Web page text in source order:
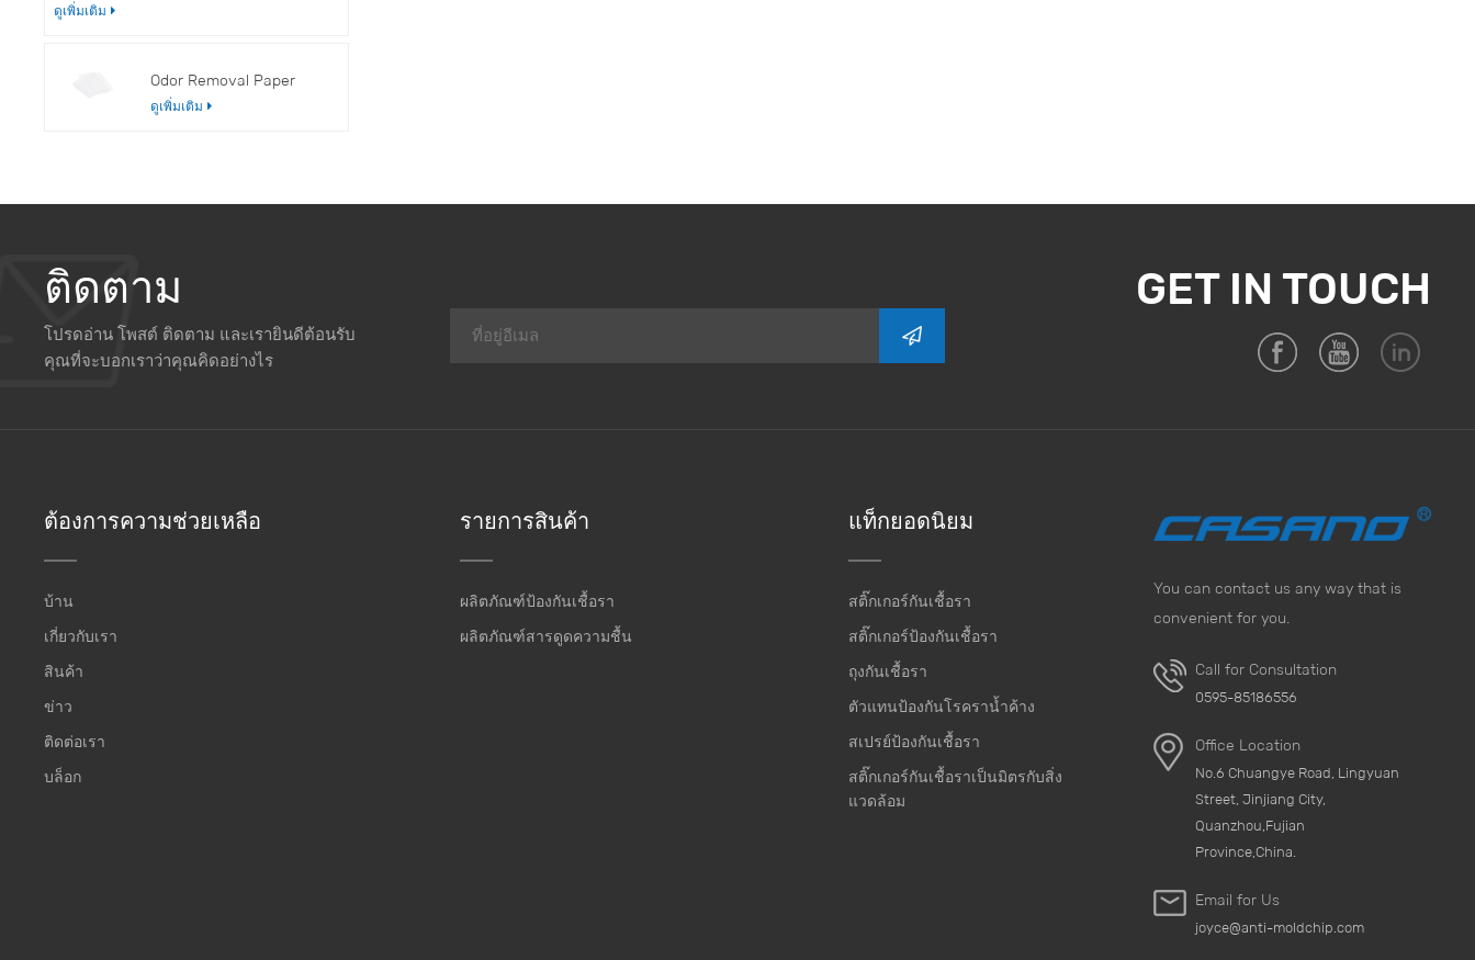
ดูเพิ่มเติม
Odor Removal Paper
ดูเพิ่มเติม
ติดตาม
โปรดอ่าน โพสต์ ติดตาม และเรายินดีต้อนรับ
คุณที่จะบอกเราว่าคุณคิดอย่างไร
GET IN TOUCH
ต้องการความช่วยเหลือ
บ้าน
เกี่ยวกับเรา
สินค้า
ข่าว
ติดต่อเรา
บล็อก
รายการสินค้า
ผลิตภัณฑ์ป้องกันเชื้อรา
ผลิตภัณฑ์สารดูดความชื้น
แท็กยอดนิยม
สติ๊กเกอร์กันเชื้อรา
สติ๊กเกอร์ป้องกันเชื้อรา
ถุงกันเชื้อรา
ตัวแทนป้องกันโรคราน้ำค้าง
สเปรย์ป้องกันเชื้อรา
สติ๊กเกอร์กันเชื้อราเป็นมิตรกับสิ่ง
แวดล้อม
You can contact us any way that is
convenient for you.
Call for Consultation
0595-85186556
Office Location
No.6 Chuangye Road, Lingyuan
Street, Jinjiang City,
Quanzhou,Fujian
Province,China.
Email for Us
joyce@anti-moldchip.com